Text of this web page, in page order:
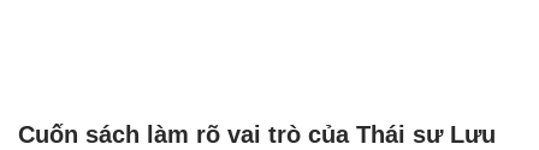
Cuốn sách làm rõ vai trò của Thái sư Lưu